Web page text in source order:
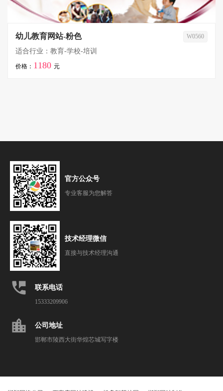
幼儿教育网站-粉色 W0560
适合行业：教育-学校-培训
价格： 1180 元
官方公众号
专业客服为您解答
技术经理微信
直接与技术经理沟通
perm_phone_msg 联系电话
15333209906
location_city 公司地址
邯郸市陵西大街华煌芯城写字楼